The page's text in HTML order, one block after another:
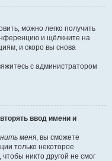
можно легко получить
и щёлкните на
и скоро вы снова
с администратором
ввод имени и
меня, вы сможете
только некоторое
никто другой не смог